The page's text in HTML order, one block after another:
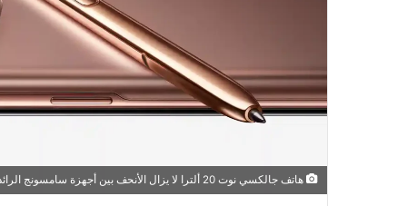
هاتف جالكسي نوت 20 ألترا لا يزال الأنحف بين أجهزة سامسونج الرائدة منذ 5 سنوات